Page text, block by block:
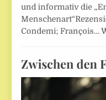
und informativ die
Condemi; François…
Zwischen den